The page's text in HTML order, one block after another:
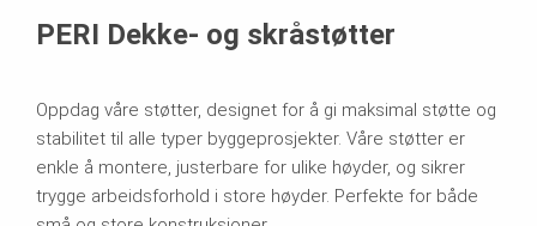
PERI Dekke- og skråstøtter
Oppdag våre støtter, designet for å gi maksimal støtte og
stabilitet til alle typer byggeprosjekter. Våre støtter er
enkle å montere, justerbare for ulike høyder, og sikrer
trygge arbeidsforhold i store høyder. Perfekte for både